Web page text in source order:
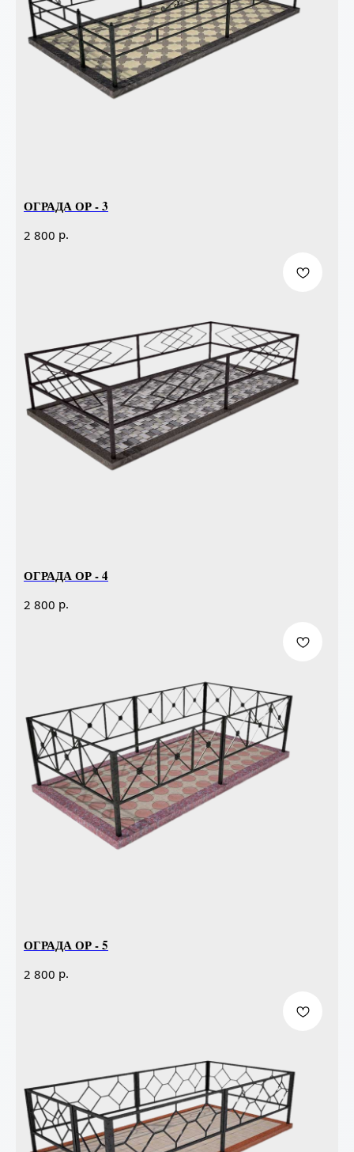
ОГРАДА ОР - 3
2 800 р.
ОГРАДА ОР - 4
2 800 р.
ОГРАДА ОР - 5
2 800 р.